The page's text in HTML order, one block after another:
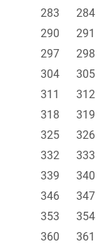
283
284
290
291
297
298
304
305
311
312
318
319
325
326
332
333
339
340
346
347
353
354
360
361